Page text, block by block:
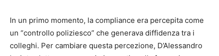
In un primo momento, la compliance era percepita come
un “controllo poliziesco” che generava diffidenza tra i
colleghi. Per cambiare questa percezione, D’Alessandro